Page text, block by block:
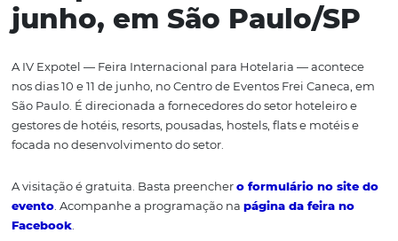
grandes lucros até na baixa temporada.
Veja, agora, uma lista com 3 dos principais eventos de
de 2019 e programe-se.
1. Expotel: 10 e 11 de
junho, em São Paulo/